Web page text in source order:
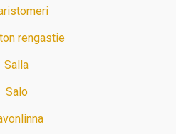
rengastie
Salla
Salo